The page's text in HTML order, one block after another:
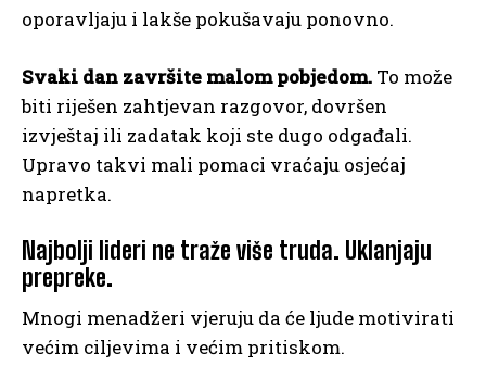
oporavljaju i lakše pokušavaju ponovno.
Svaki dan završite malom pobjedom. To može
biti riješen zahtjevan razgovor, dovršen
izvještaj ili zadatak koji ste dugo odgađali.
Upravo takvi mali pomaci vraćaju osjećaj
napretka.
Najbolji lideri ne traže više truda. Uklanjaju
prepreke.
Mnogi menadžeri vjeruju da će ljude motivirati
većim ciljevima i većim pritiskom.